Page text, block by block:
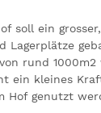
soll ein
Lagerplätze
rund
ein kleines
Hof genutzt